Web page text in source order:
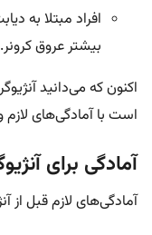
افراد مبتلا به
بیشتر عروق کرونر.
اکنون که می‌دانید
است با آمادگی‌های لازم
آمادگی برای
آمادگی‌های لازم قبل از